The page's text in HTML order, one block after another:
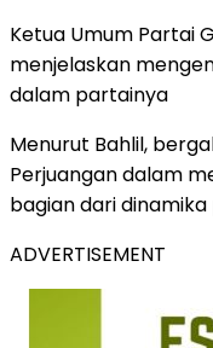
Ketua Umum Partai
menjelaskan
dalam partainya
Menurut Bahlil,
Perjuangan dalam
bagian dari dinamika
ADVERTISEMENT